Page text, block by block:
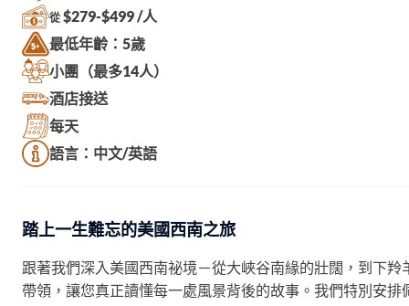
從 $279-$499 /人
最低年齡：5歲
小團（最多14人）
酒店接送
每天
語言：中文/英語
踏上一生難忘的美國西南之旅
跟著我們深入美國西南祕境－從大峽谷南緣的壯闊，到下
帶領，讓您真正讀懂每一處風景背後的故事。我們特別安